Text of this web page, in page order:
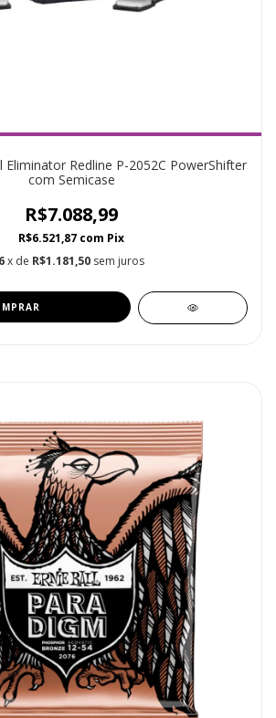
Eliminator Redline P-2052C PowerShifter
com Semicase
R$7.088,99
R$6.521,87 com Pix
6x de R$1.181,50 sem juros